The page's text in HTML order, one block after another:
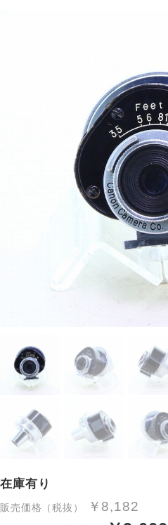
在庫有り
販売価格（税抜） ￥8,182